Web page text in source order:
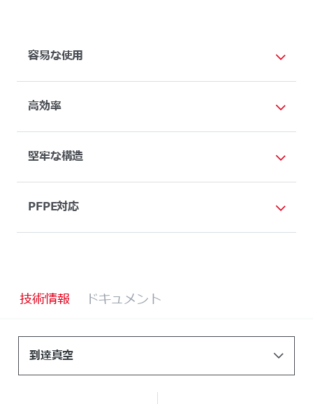
容易な使用
高効率
堅牢な構造
PFPE対応
技術情報 ドキュメント
到達真空